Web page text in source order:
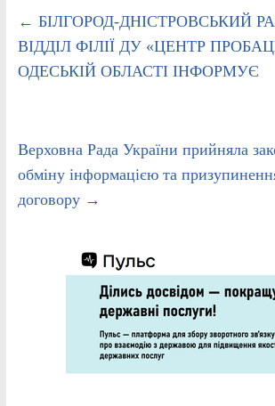
← БІЛГОРОД-ДНІСТРОВСЬКИЙ
ВІДДІЛ ФІЛІЇ ДУ «ЦЕНТР
ОДЕСЬКІЙ ОБЛАСТІ ІНФОРМУЄ
Верховна Рада України прийняла
обміну інформацією та
договору →